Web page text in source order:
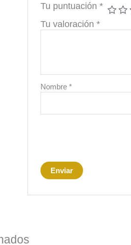
Tu puntuación *
Tu valoración *
Nombre *